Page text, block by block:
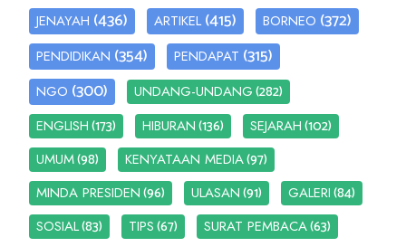
JENAYAH (436) ARTIKEL (415) BORNEO (372)
PENDIDIKAN (354) PENDAPAT (315)
NGO (300) UNDANG-UNDANG(282)
ENGLISH(173) HIBURAN(136) SEJARAH(102)
UMUM(98) KENYATAAN MEDIA(97)
MINDA PRESIDEN(96) ULASAN(91) GALERI(84)
SOSIAL(83) TIPS(67) SURAT PEMBACA(63)